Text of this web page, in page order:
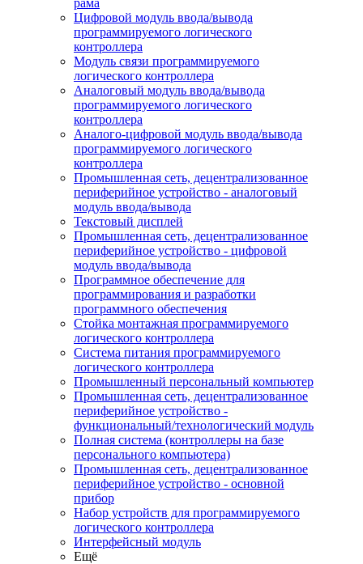
рама
Цифровой модуль ввода/вывода
программируемого логического
контроллера
Модуль связи программируемого
логического контроллера
Аналоговый модуль ввода/вывода
программируемого логического
контроллера
Аналого-цифровой модуль ввода/вывода
программируемого логического
контроллера
Промышленная сеть, децентрализованное
периферийное устройство - аналоговый
модуль ввода/вывода
Текстовый дисплей
Промышленная сеть, децентрализованное
периферийное устройство - цифровой
модуль ввода/вывода
Программное обеспечение для
программирования и разработки
программного обеспечения
Стойка монтажная программируемого
логического контроллера
Система питания программируемого
логического контроллера
Промышленный персональный компьютер
Промышленная сеть, децентрализованное
периферийное устройство -
функциональный/технологический модуль
Полная система (контроллеры на базе
персонального компьютера)
Промышленная сеть, децентрализованное
периферийное устройство - основной
прибор
Набор устройств для программируемого
логического контроллера
Интерфейсный модуль
Ещё